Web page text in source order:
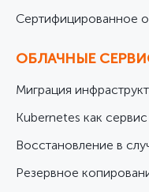
Cертифицированное
ОБЛАЧНЫЕ
Миграция
Kubernetes как
Восстановление в
Резервное